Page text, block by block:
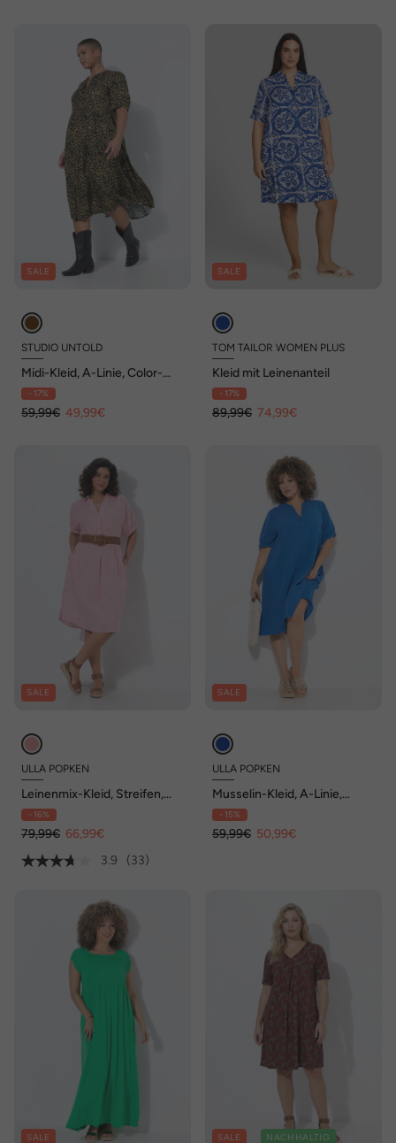
SALE
STUDIO UNTOLD
Midi-Kleid, A-Linie, Color-
Leo, Volants, Halbarm
- 17%
59,99€ 49,99€
SALE
TOM TAILOR WOMEN PLUS
Kleid mit Leinenanteil
- 17%
89,99€ 74,99€
SALE
ULLA POPKEN
Leinenmix-Kleid, Streifen,
Oversized, Hemdkragen,
Halbarm
- 16%
79,99€ 66,99€
3.9
(33)
SALE
ULLA POPKEN
Musselin-Kleid, A-Linie,
Tunika-Ausschnitt, Halbarm
- 15%
59,99€ 50,99€
SALE SALE NACHHALTIG